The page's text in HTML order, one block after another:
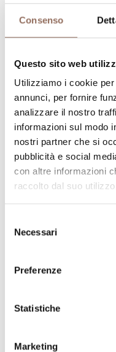
Consenso
Questo sito web
Utilizziamo i cookie
annunci, per fornire
analizzare il nostro
informazioni sul modo
nostri partner che si
pubblicità e social
con altre informazioni
raccolto dal suo
delNecessari
Preferenze
Statistiche
Marketing
La
Pianifica dove
visitare in ogni angolo
un occhio